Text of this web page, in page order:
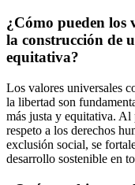
¿Cómo pueden los
la construcción de
equitativa?
Los valores universales
la libertad son
más justa y equitativa. Al
respeto a los derechos
exclusión social, se
desarrollo sostenible en